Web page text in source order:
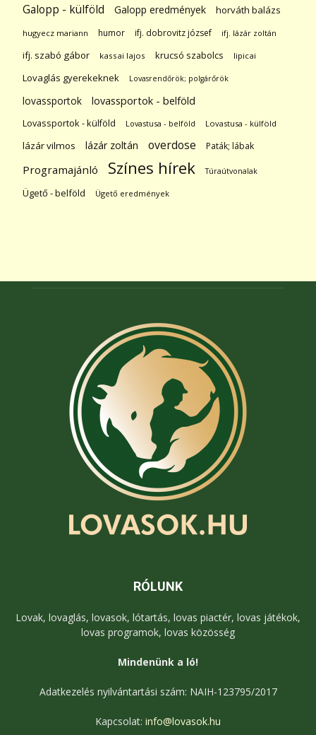
Galopp - külföld Galopp eredmények horváth balázs
hugyecz mariann humor ifj. dobrovitz józsef ifj. lázár zoltán
ifj. szabó gábor kassai lajos krucsó szabolcs lipicai
Lovaglás gyerekeknek Lovasrendőrök; polgárőrök
lovassportok lovassportok - belföld
Lovassportok - külföld Lovastusa - belföld Lovastusa - külföld
lázár vilmos lázár zoltán overdose Paták; lábak
Programajánló Színes hírek Túraútvonalak
Ügető - belföld Ügető eredmények
RÓLUNK
Lovak, lovaglás, lovasok, lótartás, lovas piactér, lovas játékok,
lovas programok, lovas közösség
Mindenünk a ló!
Adatkezelés nyilvántartási szám: NAIH-123795/2017
Kapcsolat: info@lovasok.hu